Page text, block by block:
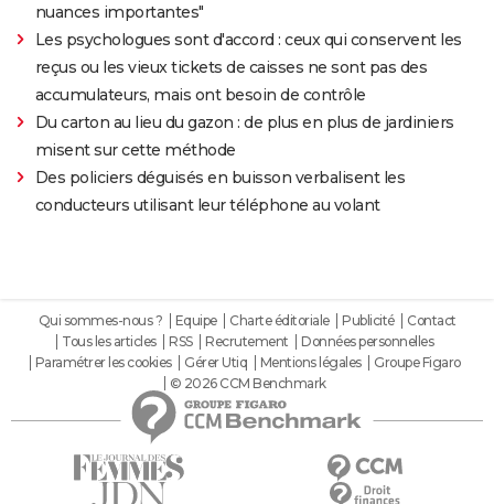
nuances importantes"
Les psychologues sont d'accord : ceux qui conservent les
reçus ou les vieux tickets de caisses ne sont pas des
accumulateurs, mais ont besoin de contrôle
Du carton au lieu du gazon : de plus en plus de jardiniers
misent sur cette méthode
Des policiers déguisés en buisson verbalisent les
conducteurs utilisant leur téléphone au volant
Qui sommes-nous ? Equipe Charte éditoriale Publicité
Contact
Tous les articles
RSS Recrutement
Données personnelles
Paramétrer les cookies
Gérer Utiq Mentions légales
Groupe Figaro
© 2026 CCM Benchmark